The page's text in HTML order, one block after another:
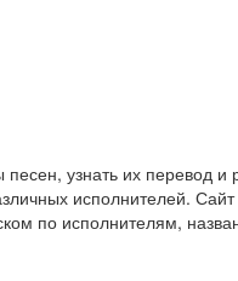
узнать их перевод и
исполнителей.
по исполнителям,